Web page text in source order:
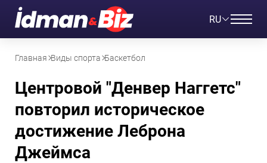
RU
Главная Виды спорта Баскетбол
Центровой "Денвер Наггетс"
повторил историческое
достижение Леброна
Джеймса